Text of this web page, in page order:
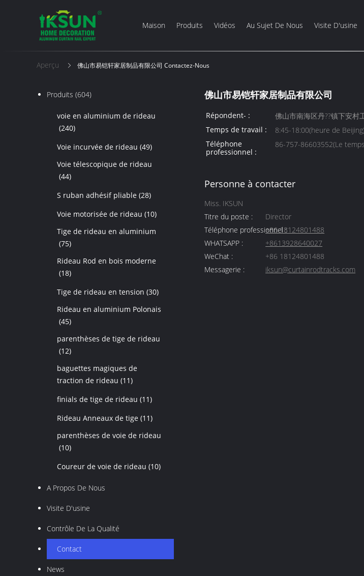
Maison Produits Vidéos Au Sujet De Nous Visite D'usine
Aperçu 佛山市易铠轩家居制品有限公司 Contactez-Nous
Produits (604)
voie en aluminium de rideau
(240)
Voie incurvée de rideau (49)
Voie télescopique de rideau
(44)
S ruban adhésif pliable (28)
Voie motorisée de rideau (10)
Tige de rideau en aluminium
(75)
Rideau Rod en bois moderne
(18)
Tige de rideau en tension (30)
Rideau en aluminium Polonais
(45)
parenthèses de tige de rideau
(12)
baguettes magiques de
traction de rideau (11)
finials de tige de rideau (11)
Rideau Anneaux de tige (11)
parenthèses de voie de rideau
(10)
Coureur de voie de rideau (10)
A Propos De Nous
Visite D'usine
Contrôle De La Qualité
Contact
News
佛山市易铠轩家居制品有限公司
Répondent- :
佛山市南海区丹??镇下安
Temps de travail :
8:45-18:00(heure de
Téléphone
professionnel :
86-757-86603552(Le
Personne à contacter
Miss. IKSUN
Titre du poste :
Director
Téléphone professionnel :+86 18124801488
WHATSAPP :
+8613928640027
WeChat :
+86 18124801488
Messagerie :
iksun@curtainrodtracks.com